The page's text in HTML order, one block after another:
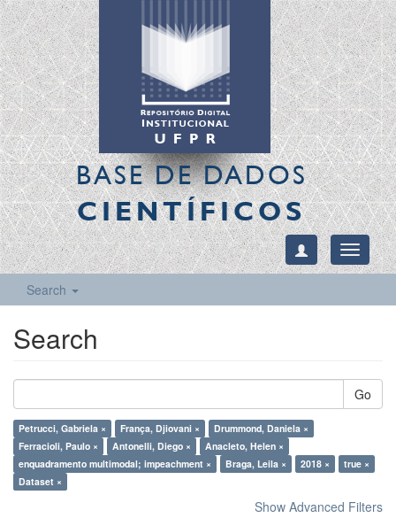
BASE DE DADOS
CIENTÍFICOS
Toggle
Search
Search
Go
Petrucci, Gabriela × França, Djiovani ×
Drummond, Daniela ×
Ferracioli, Paulo ×
Antonelli, Diego ×
Anacleto, Helen ×
enquadramento multimodal; impeachment ×
Braga, Leila × 2018 ×
true ×
Dataset ×
Show Advanced Filters